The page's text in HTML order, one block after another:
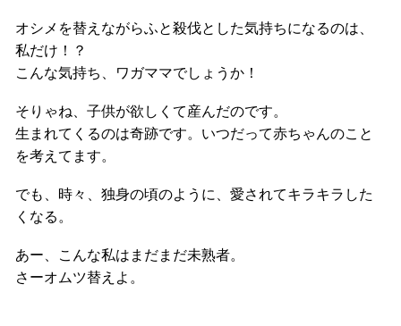
オシメを替えながらふと殺伐とした気持ちになるのは、
私だけ！？
こんな気持ち、ワガママでしょうか！
そりゃね、子供が欲しくて産んだのです。
生まれてくるのは奇跡です。いつだって赤ちゃんのこと
を考えてます。
でも、時々、独身の頃のように、愛されてキラキラした
くなる。
あー、こんな私はまだまだ未熟者。
さーオムツ替えよ。